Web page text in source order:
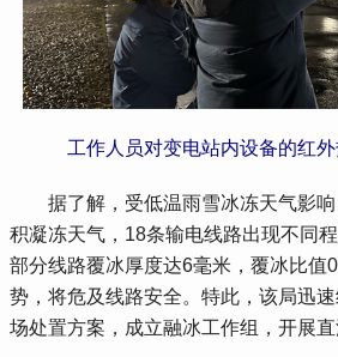
工作人员对变电站内设备的红
据了解，受低温雨雪冰冻天气影响
积凝冻天气，18条输电线路出现不同
部分线路覆冰厚度达6毫米，覆冰比值
势，将危及线路安全。特此，该局迅
场处置方案，成立融冰工作组，开展直